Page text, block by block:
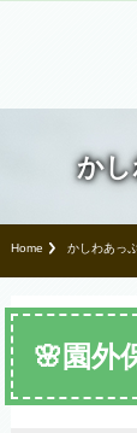
か
Home かしわあっ
🌸園外